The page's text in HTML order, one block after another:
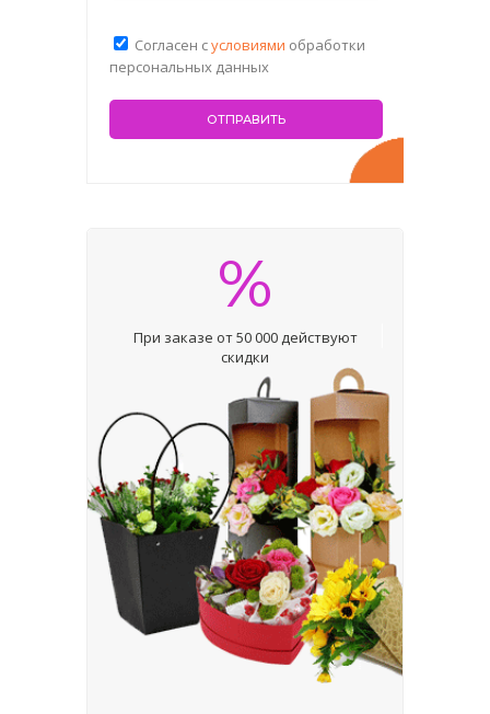
Согласен сусловиями обработки
персональных данных
%
При заказе от 50 000 действуют
скидки